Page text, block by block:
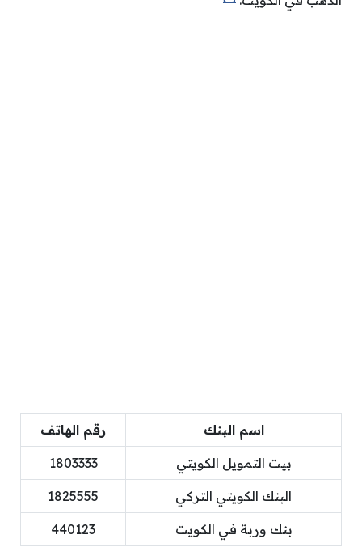
اسم البنك رقم الهاتف
بيت التمويل الكويتي 1803333
البنك الكويتي التركي 1825555
بنك وربة في الكويت 440123